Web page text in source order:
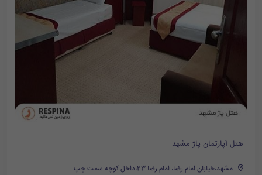
هتل آپارتمان پاژ مشهد
مشهد،خیابان امام رضا، امام رضا 23،داخل کوچه سمت چپ